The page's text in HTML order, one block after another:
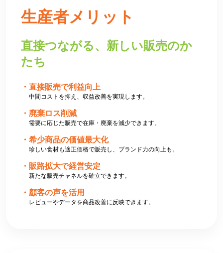
生産者メリット
直接つながる、新しい販売のか
たち
直接販売で利益向上
中間コストを抑え、収益改善を実現します。
廃棄ロス削減
需要に応じた販売で在庫・廃棄を減少できます。
希少商品の価値最大化
珍しい食材も適正価格で販売し、ブランド力の向上も。
販路拡大で経営安定
新たな販売チャネルを確立できます。
顧客の声を活用
レビューやデータを商品改善に反映できます。